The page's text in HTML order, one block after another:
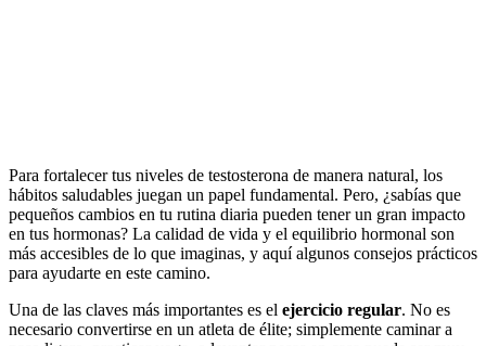
Para fortalecer tus niveles de testosterona de manera natural, los
hábitos saludables juegan un papel fundamental. Pero, ¿sabías que
pequeños cambios en tu rutina diaria pueden tener un gran impacto
en tus hormonas? La calidad de vida y el equilibrio hormonal son
más accesibles de lo que imaginas, y aquí algunos consejos prácticos
para ayudarte en este camino.
Una de las claves más importantes es el ejercicio regular. No es
necesario convertirse en un atleta de élite; simplemente caminar a